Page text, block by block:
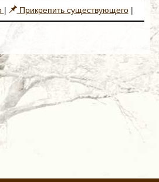
| Прикрепить существующего|